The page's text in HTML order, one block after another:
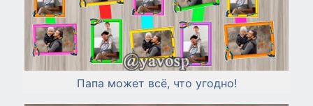
Папа может всё, что угодно!